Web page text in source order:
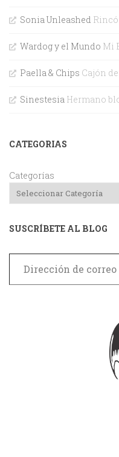
Sonia Unleashed
Wardog y el Mundo Mi
Paella & Chips Cajón
Sinestesia Hermano
CATEGORIAS
Categorías
SUSCRÍBETE AL BLOG
Dirección de correo electrónico